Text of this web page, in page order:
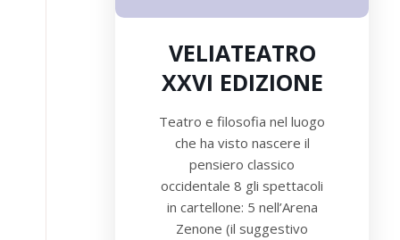
VELIATEATRO
XXVI EDIZIONE
Teatro e filosofia nel luogo
che ha visto nascere il
pensiero classico
occidentale 8 gli spettacoli
in cartellone: 5 nell’Arena
Zenone (il suggestivo